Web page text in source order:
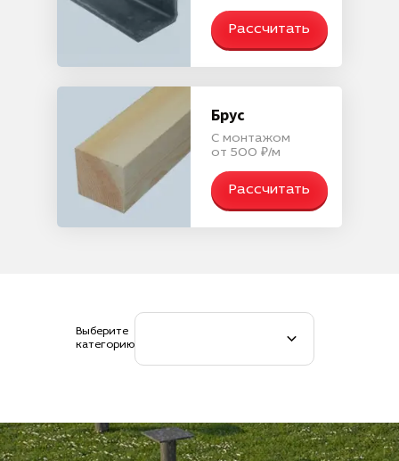
Рассчитать
Брус
С монтажом
от 500 ₽/м
Рассчитать
Выберите
категорию